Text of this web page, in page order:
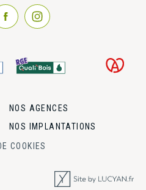
NOS AGENCES
NOS IMPLANTATIONS
COOKIES